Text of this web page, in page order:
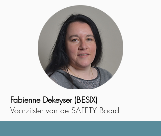
Fabienne Dekeyser (BESIX)
Voorzitster van de SAFETY Board